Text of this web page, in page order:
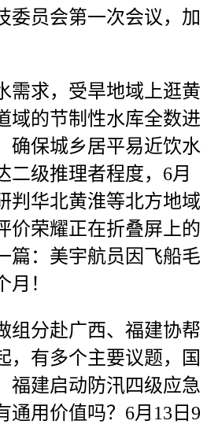
委员会第一次会议，加
求，受旱地域上逛黄
域的节制性水库全数进
确保城乡居平易近饮水
二级推理者程度，6月
判华北黄淮等北方地域
价荣耀正在折叠屏上的
篇：美宇航员因飞船毛
！
分赴广西、福建协帮
，有多个主要议题，国
福建启动防汛四级应急
通用价值吗？6月13日9